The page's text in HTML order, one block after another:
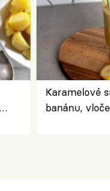
Karamelové
banánu,